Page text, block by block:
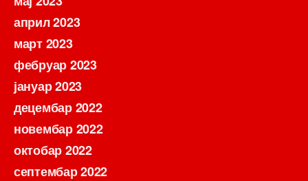
април 2023
март 2023
фебруар 2023
јануар 2023
децембар 2022
новембар 2022
октобар 2022
септембар 2022